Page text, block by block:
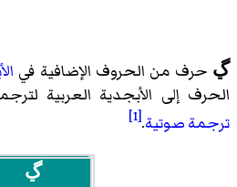
ڲ حرف من الحروف الإضافية في
الحرف إلى الأبجدية العربية
ترجمة صوتية.
[1]
ڲ